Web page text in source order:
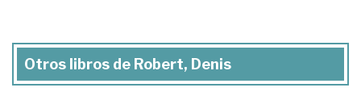
Otros libros de Robert, Denis